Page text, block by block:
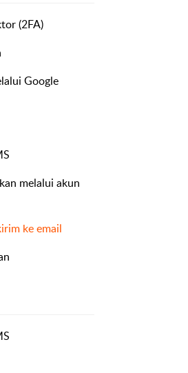
(2FA)
Google
melalui akun
ke email